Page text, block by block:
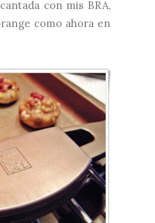
con mis BRA,
como ahora en